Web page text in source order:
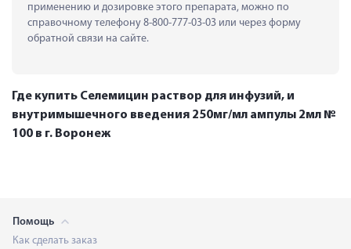
применению и дозировке этого препарата, можно по
справочному телефону 8-800-777-03-03 или через форму
обратной связи на сайте.
Где купить Селемицин раствор для инфузий, и
внутримышечного введения 250мг/мл ампулы 2мл №
100 в г. Воронеж
Помощь
Как сделать заказ